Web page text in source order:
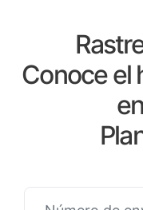
Conoce el